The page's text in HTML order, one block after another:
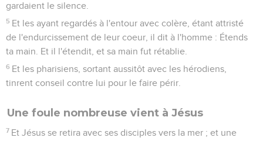
gardaient le silence.
5 Et les ayant regardés à l'entour avec colère, étant attristé
de l'endurcissement de leur coeur, il dit à l'homme : Étends
ta main. Et il l'étendit, et sa main fut rétablie.
6 Et les pharisiens, sortant aussitôt avec les hérodiens,
tinrent conseil contre lui pour le faire périr.
Une foule nombreuse vient à Jésus
7 Et Jésus se retira avec ses disciples vers la mer ; et une